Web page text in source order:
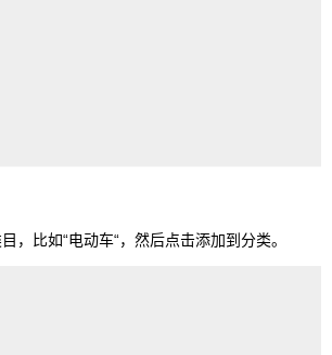
，比如“电动车“，然后点击添加到分类。